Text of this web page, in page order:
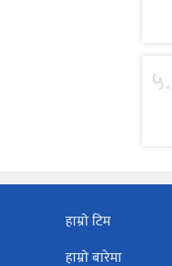
५.
हाम्रो टिम
हाम्रो बारेमा